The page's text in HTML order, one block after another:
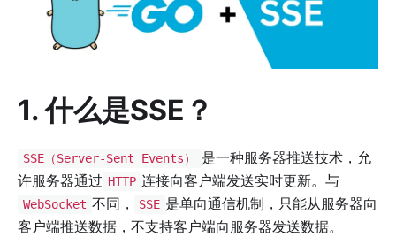
1. 什么是SSE？
SSE（Server-Sent Events）
是一种服务器推送技术，允
许服务器通过 HTTP 连接向客户端发送实时更新。与
WebSocket 不同， SSE 是单向通信机制，只能从服务器向
客户端推送数据，不支持客户端向服务器发送数据。